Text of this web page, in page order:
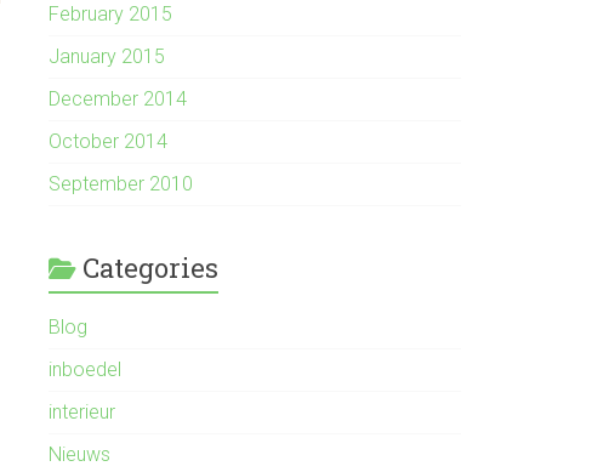
February 2015
January 2015
December 2014
October 2014
September 2010
Categories
Blog
inboedel
interieur
Nieuws